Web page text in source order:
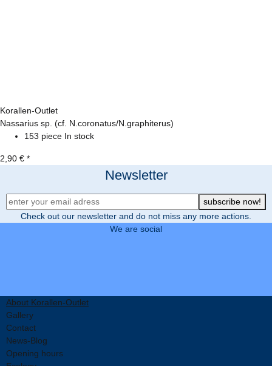
Korallen-Outlet
Nassarius sp. (cf. N.coronatus/N.graphiterus)
153 piece In stock
2,90 € *
Newsletter
Newsletter Registration
subscribe now!
Check out our newsletter and do not miss any more actions.
We are social
About Korallen-Outlet
Gallery
Contact
News-Blog
Opening hours